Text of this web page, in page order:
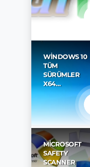
WINDOWS 10
TÜM
SÜRÜMLER
X64…
MICROSOFT
SAFETY
SCANNER